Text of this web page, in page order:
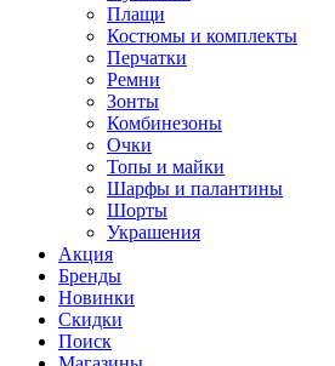
Плащи
Костюмы и комплекты
Перчатки
Ремни
Зонты
Комбинезоны
Очки
Топы и майки
Шарфы и палантины
Шорты
Украшения
Акция
Бренды
Новинки
Скидки
Поиск